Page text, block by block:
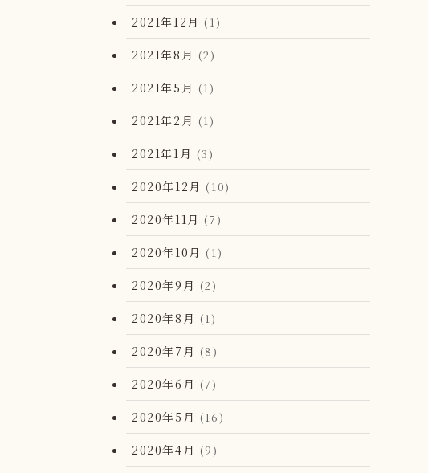
2021年12月 (1)
2021年8月 (2)
2021年5月 (1)
2021年2月 (1)
2021年1月 (3)
2020年12月 (10)
2020年11月 (7)
2020年10月 (1)
2020年9月 (2)
2020年8月 (1)
2020年7月 (8)
2020年6月 (7)
2020年5月 (16)
2020年4月 (9)